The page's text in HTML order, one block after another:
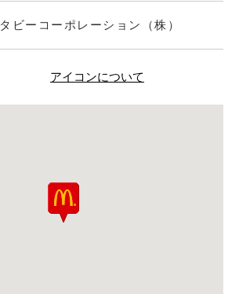
タビーコーポレーション（株）
アイコンについて